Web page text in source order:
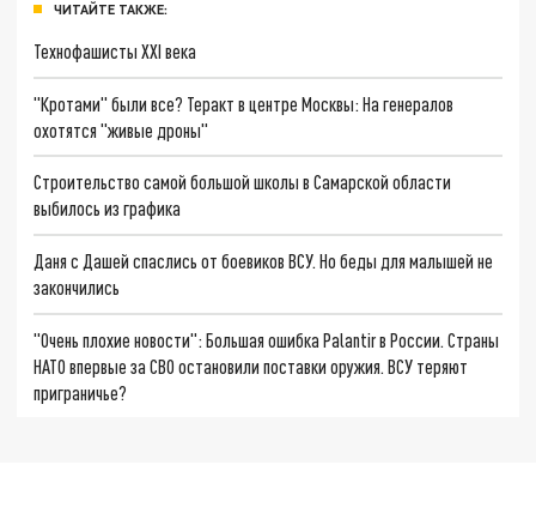
ЧИТАЙТЕ ТАКЖЕ:
Технофашисты XXI века
"Кротами" были все? Теракт в центре Москвы: На генералов
охотятся "живые дроны"
Строительство самой большой школы в Самарской области
выбилось из графика
Даня с Дашей спаслись от боевиков ВСУ. Но беды для малышей не
закончились
"Очень плохие новости": Большая ошибка Palantir в России. Страны
НАТО впервые за СВО остановили поставки оружия. ВСУ теряют
приграничье?